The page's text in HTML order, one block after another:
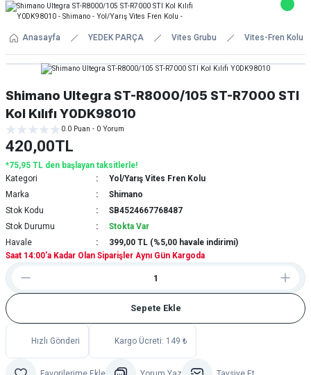
Anasayfa YEDEK PARÇA Vites Grubu Vites-Fren Kolu
Shimano Ultegra ST-R8000/105 ST-R7000 STI
Kol Kılıfı Y0DK98010
0.0 Puan - 0 Yorum
420,00TL
*75,95 TL den başlayan taksitlerle!
Kategori
Yol/Yarış Vites Fren Kolu
Marka
Shimano
Stok Kodu
SB4524667768487
Stok Durumu
Stokta Var
Havale
399,00 TL (%5,00 havale indirimi)
Saat 14:00'a Kadar Olan Siparişler Aynı Gün Kargoda
Sepete Ekle
Hızlı Gönderi Kargo Ücreti: 149 ₺